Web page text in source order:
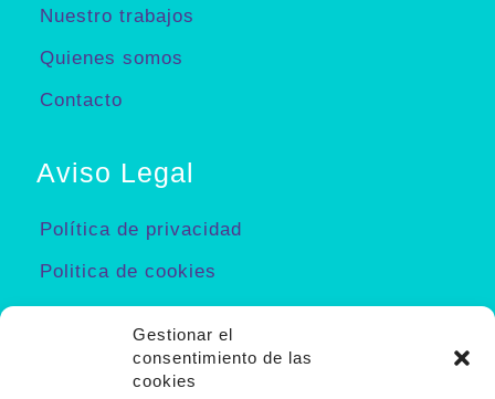
Gestionar el
consentimiento de las
cookies
Nuestro trabajos
Quienes somos
Contacto
Aviso Legal
Política de privacidad
Politica de cookies
Aviso Legal
Política de Redes Sociales